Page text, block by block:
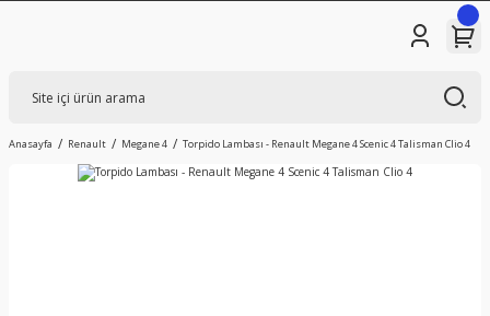
Anasayfa Renault Megane 4 Torpido Lambası - Renault Megane 4 Scenic 4 Talisman Clio 4